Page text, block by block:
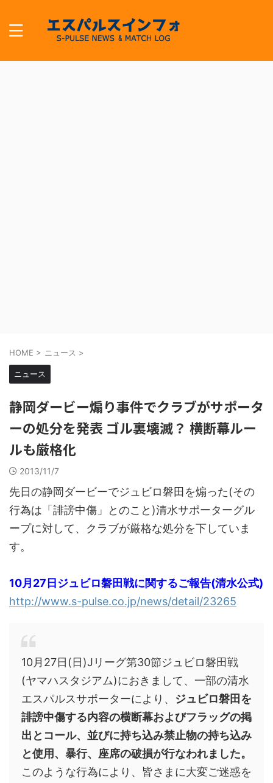
HOME > ニュース >
ニュース
静岡ダービー煽り事件でクラブがサポータ
ーの処分を発表 ゴル裏壊滅？ 横断幕ルー
ルも厳格化
2013/11/7
先日の静岡ダービーでジュビロ磐田を煽った(その
行為は「誹謗中傷」とのこと)清水サポーターグル
ープに対して、クラブが厳格な処分を下していま
す。
10月27日ジュビロ磐田戦に関するご報告(清水公式)
http://www.s-pulse.co.jp/news/detail/23265
10月27日(日)Jリーグ第30節ジュビロ磐田戦
(ヤマハスタジアム)におきまして、一部の清水
エスパルスサポーターにより、 ジュビロ磐田を
誹謗中傷する内容の横断幕およびフラッグの掲
出とコール、並びに持ち込み禁止物の持ち込み
と使用、暴行、座席の破損が行なわれました。
このような行為により、皆さまに大変ご迷惑を